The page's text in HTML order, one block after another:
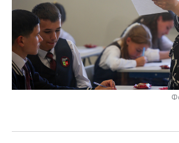
НЕФТЬ
ОПК
ЭНЕРГЕТИКА
РОЗНИЧНАЯ ТОРГОВЛЯ
ТРАНСПОРТ
УСЛУГИ
НОВОСТИ ТЕХНОЛОГИЙ
МЕДИА
ТЕЛЕКОММУНИКАЦИИ
МЕРОПРИЯТИЯ
НОВОСТИ МЕРОПРИЯТИЙ
ВЫЕЗДНАЯ РЕДАКЦИЯ
БИЗНЕС-БРАНЧИ
СПОРТ
НОВОСТИ СПОРТА
ФУТБОЛ
ОБЩЕСТВО
НОВОСТИ ОБЩЕСТВА
ФОТОГАЛЕРЕЯ